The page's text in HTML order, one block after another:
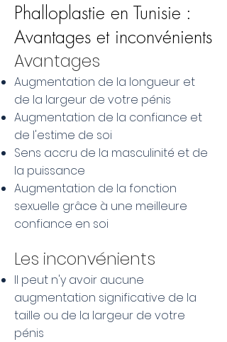
Phalloplastie en Tunisie :
Avantages et inconvénients
Avantages
Augmentation de la longueur et
de la largeur de votre pénis
Augmentation de la confiance et
de l'estime de soi
Sens accru de la masculinité et de
la puissance
Augmentation de la fonction
sexuelle grâce à une meilleure
confiance en soi
Les inconvénients
Il peut n'y avoir aucune
augmentation significative de la
taille ou de la largeur de votre
pénis